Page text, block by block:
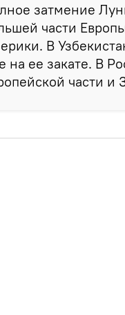
затмение
части
В
на ее закате. В
части и